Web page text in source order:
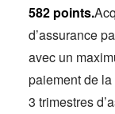
582 points.
d’assurance
avec un
paiement de
3 trimestres